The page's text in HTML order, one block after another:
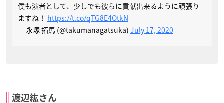
僕も演者として、少しでも彼らに貢献出来るように頑張り
ますね！ https://t.co/qTG8E4OtkN
— 永塚 拓馬 (@takumanagatsuka) July 17, 2020
渡辺紘さん